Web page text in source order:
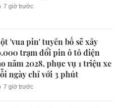
7 giờ trước
'vua pin' tuyên bố sẽ xây
trạm đổi pin ô tô điện
năm 2028, phục vụ 1 triệu xe
ngày chỉ với 3 phút
7 giờ trước